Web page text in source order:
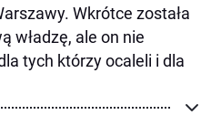
Wkrótce została
władzę, ale on nie
tych którzy ocaleli i dla